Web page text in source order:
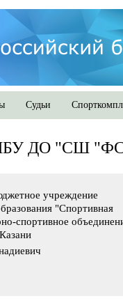
Судьи
ДО "СШ "ФСО
учреждение
"Спортивная
спортивное